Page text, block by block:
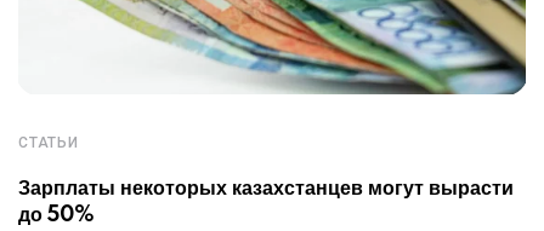
СТАТЬИ
Зарплаты некоторых казахстанцев могут вырасти
до 50%